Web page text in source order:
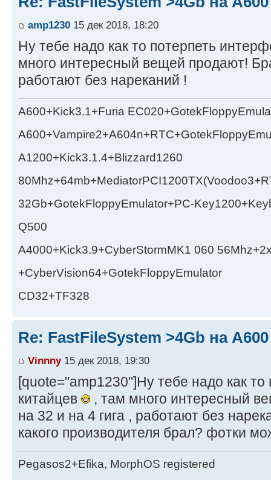
amp1230 15 дек 2018, 18:20
Ну тебе надо как то потерпеть
много интересный вещей продают!
работают без нареканий !
A600+Kick3.1+Furia
A1200+Kick3.1.4+Blizzard1260
32Gb+GotekFloppyEmulator+PC-
Q500
A4000+Kick3.9+CyberStormMK1 060
+CyberVision64+GotekFloppyEmulator
CD32+TF328
Re: FastFileSystem >4Gb на А600
Vinnny15 дек 2018, 19:30
[quote="amp1230"]Ну тебе надо как
китайцев
, там много интересный
на 32 и на 4 гига , работают без
какого производителя брал? фотки
Pegasos2+Efika, MorphOS registered